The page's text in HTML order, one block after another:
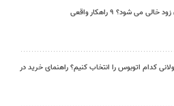
می شود؟ ۹ راهکار واقعی
کدام اتوبوس را انتخاب کنیم؟ راهنمای خرید در